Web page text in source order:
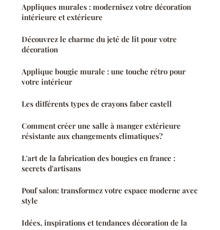
Appliques murales : modernisez votre décoration
intérieure et extérieure
Découvrez le charme du jeté de lit pour votre
décoration
Applique bougie murale : une touche rétro pour
votre intérieur
Les différents types de crayons faber castell
Comment créer une salle à manger extérieure
résistante aux changements climatiques?
L'art de la fabrication des bougies en france :
secrets d'artisans
Pouf salon: transformez votre espace moderne avec
style
Idées, inspirations et tendances décoration de la